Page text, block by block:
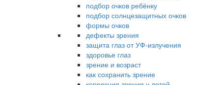
подбор очков ребёнку
подбор солнцезащитных очков
формы очков
дефекты зрения
защита глаз от УФ-излучения
здоровье глаз
зрение и возраст
как сохранить зрение